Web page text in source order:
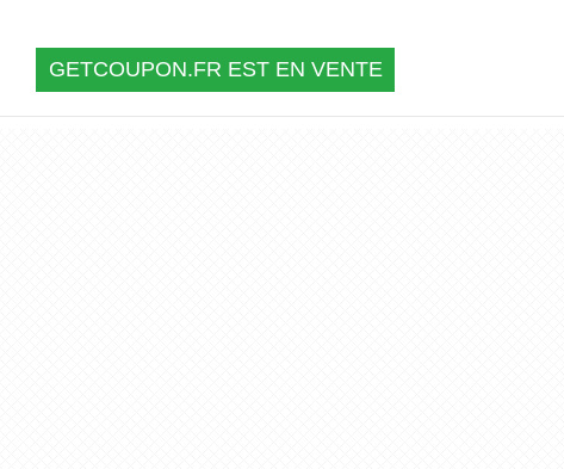
GETCOUPON.FR EST EN VENTE